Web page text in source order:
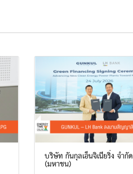
บริษัท กันกุลเอ็นจิเนียริ่ง จำกัด
(มหาชน)